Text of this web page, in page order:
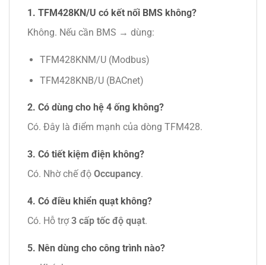
1. TFM428KN/U có kết nối BMS không?
Không. Nếu cần BMS → dùng:
TFM428KNM/U (Modbus)
TFM428KNB/U (BACnet)
2. Có dùng cho hệ 4 ống không?
Có. Đây là điểm mạnh của dòng TFM428.
3. Có tiết kiệm điện không?
Có. Nhờ chế độ Occupancy.
4. Có điều khiển quạt không?
Có. Hỗ trợ3 cấp tốc độ quạt.
5. Nên dùng cho công trình nào?